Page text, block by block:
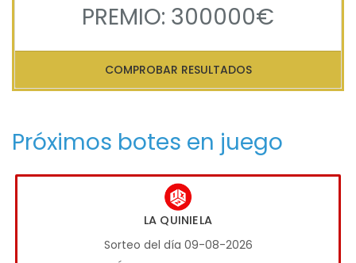
PREMIO: 300000€
COMPROBAR RESULTADOS
Próximos botes en juego
LA QUINIELA
Sorteo del día 09-08-2026